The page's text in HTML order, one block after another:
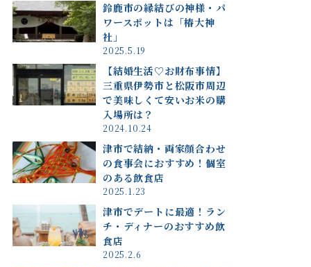
鈴鹿市の縁結びの神様・パ
ワースポットは「椿大神
社」
2025.5.19
【結婚生活♡お財布事情】
三重県伊勢市と松阪市周辺
で美味しくて安いお米の購
入場所は？
2024.10.24
津市で結納・両家顔合わせ
の食事会におすすめ！個室
のある飲食店
2025.1.23
津市でデートに最適！ラン
チ・ディナーのおすすめ飲
食店
2025.2.6